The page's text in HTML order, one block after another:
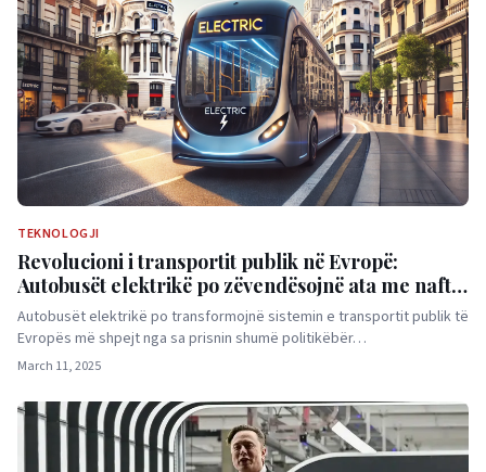
TEKNOLOGJI
Revolucioni i transportit publik në Evropë:
Autobusët elektrikë po zëvendësojnë ata me naftë
dhe hidrogjen
Autobusët elektrikë po transformojnë sistemin e transportit publik të
Evropës më shpejt nga sa prisnin shumë politikëbër…
March 11, 2025